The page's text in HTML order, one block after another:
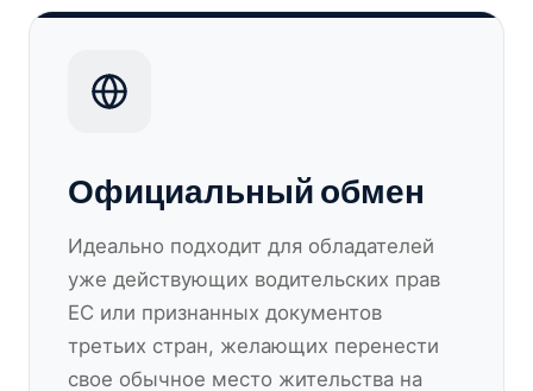
Официальный обмен
Идеально подходит для обладателей
уже действующих водительских прав
ЕС или признанных документов
третьих стран, желающих перенести
свое обычное место жительства на